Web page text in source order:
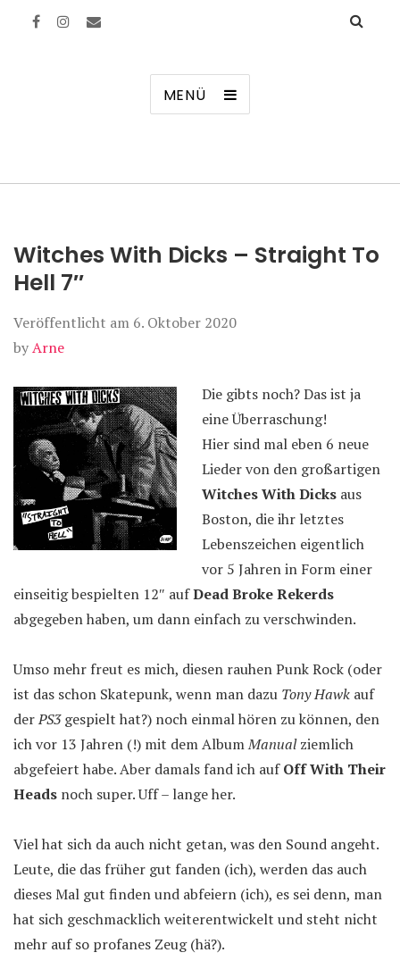
MENÜ
Witches With Dicks – Straight To
Hell 7″
Veröffentlicht am 6. Oktober 2020
byArne
Die gibts noch? Das ist ja
eine Überraschung!
Hier sind mal eben 6 neue
Lieder von den großartigen
Witches With Dicks aus
Boston, die ihr letztes
Lebenszeichen eigentlich
vor 5 Jahren in Form einer
einseitig bespielten 12″ aufDead Broke Rekerds
abgegeben haben, um dann einfach zu verschwinden.
Umso mehr freut es mich, diesen rauhen Punk Rock (oder
ist das schon Skatepunk, wenn man dazu Tony Hawk auf
derPS3gespielt hat?) noch einmal hören zu können, den
ich vor 13 Jahren (!) mit dem AlbumManualziemlich
abgefeiert habe. Aber damals fand ich aufOff With Their
Heads noch super. Uff – lange her.
Viel hat sich da auch nicht getan, was den Sound angeht.
Leute, die das früher gut fanden (ich), werden das auch
dieses Mal gut finden und abfeiern (ich), es sei denn, man
hat sich geschmacklich weiterentwickelt und steht nicht
mehr auf so profanes Zeug (hä?).